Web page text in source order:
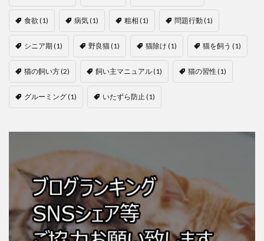
食欲 (1) 病気(1) 粗相 (1) 問題行動(1)
シニア期 (1) 野良猫(1) 猫除け (1) 猫を飼う (1)
猫の飼い方(2) 飼い主マニュアル(1) 猫の習性(1)
グルーミング(1) いたずら防止 (1)